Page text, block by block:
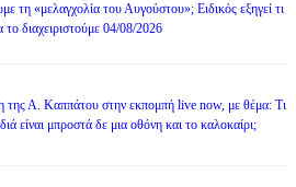
τη «μελαγχολία του Αυγούστου»; Ειδικός εξηγεί τι
το διαχειριστούμε 04/08/2026
Α. Καππάτου στην εκπομπή live now, με θέμα: Τι
είναι μπροστά δε μια οθόνη και το καλοκαίρι;